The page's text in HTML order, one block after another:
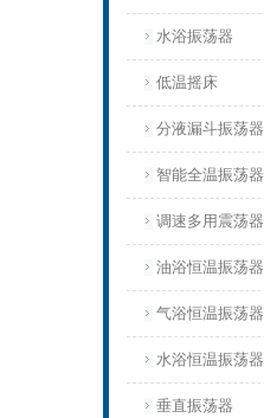
水浴振荡器
低温摇床
分液漏斗振荡器
智能全温振荡器
调速多用震荡器
油浴恒温振荡器
气浴恒温振荡器
水浴恒温振荡器
垂直振荡器